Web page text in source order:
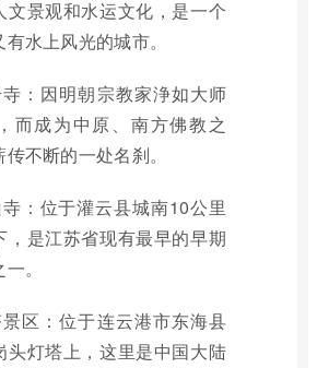
文景观和水运文化，是一个
水上风光的城市。
：因明朝宗教家浄如大师
而成为中原、南方佛教之
不断的一处名刹。
：位于灌云县城南10公里
，是江苏省现有最早的早期
。
区：位于连云港市东海县
头灯塔上，这里是中国大陆